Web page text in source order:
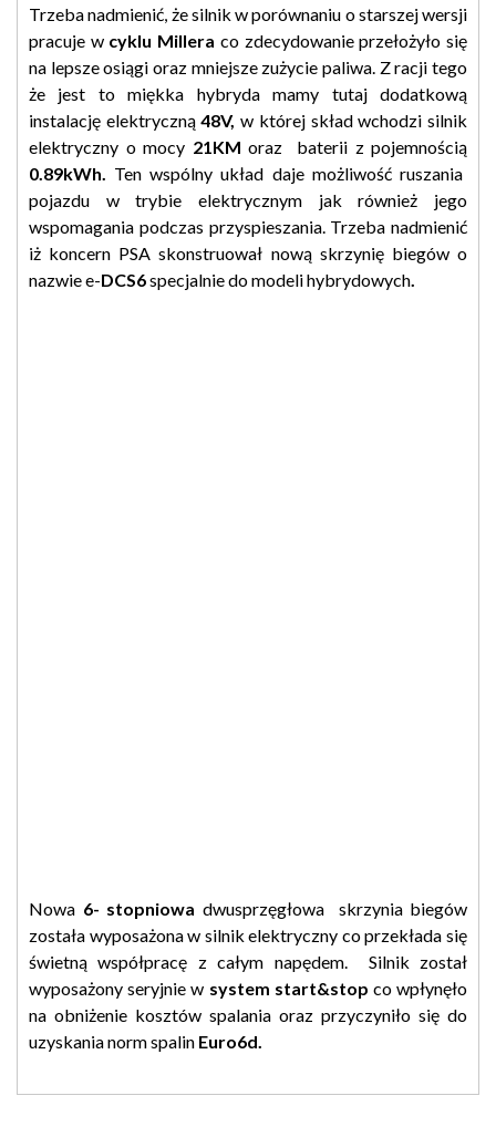
Trzeba nadmienić, że silnik w porównaniu o starszej wersji
pracuje wcyklu Millera co zdecydowanie przełożyło się
na lepsze osiągi oraz mniejsze zużycie paliwa. Z racji tego
że jest to miękka hybryda mamy tutaj dodatkową
instalację elektryczną48V, w której skład wchodzi silnik
elektryczny o mocy 21KM oraz baterii z pojemnością
0.89kWh. Ten wspólny układ daje możliwość ruszania
pojazdu w trybie elektrycznym jak również jego
wspomagania podczas przyspieszania. Trzeba nadmienić
iż koncern PSA skonstruował nową skrzynię biegów o
nazwie e-DCS6specjalnie do modeli hybrydowych
Nowa 6- stopniowa dwusprzęgłowa skrzynia biegów
została wyposażona w silnik elektryczny co przekłada się
świetną współpracę z całym napędem. Silnik został
wyposażony seryjnie w system start&stop co wpłynęło
na obniżenie kosztów spalania oraz przyczyniło się do
uzyskania norm spalin Euro6d.